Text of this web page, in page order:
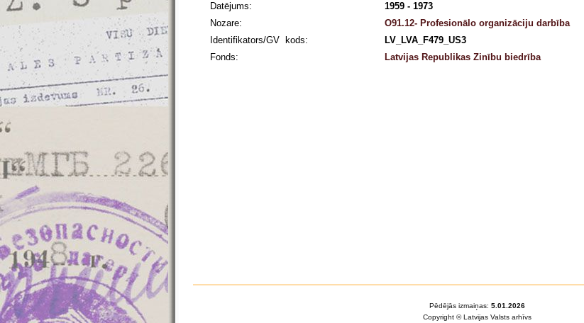
Datējums:
1959 - 1973
Nozare:
O91.12- Profesionālo organizāciju darbība
Identifikators/GV kods:
LV_LVA_F479_US3
Fonds:
Latvijas Republikas Zinību biedrība
Pēdējās izmaiņas: 5.01.2026
Copyright © Latvijas Valsts arhīvs